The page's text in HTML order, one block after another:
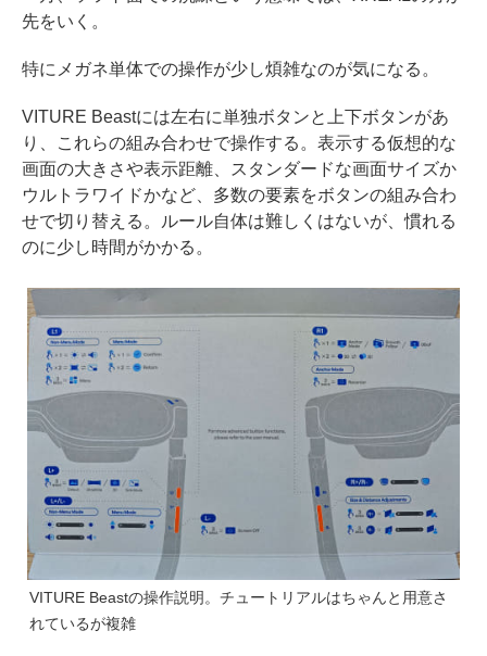
先をいく。
特にメガネ単体での操作が少し煩雑なのが気になる。
VITURE Beastには左右に単独ボタンと上下ボタンがあ
り、これらの組み合わせで操作する。表示する仮想的な
画面の大きさや表示距離、スタンダードな画面サイズか
ウルトラワイドかなど、多数の要素をボタンの組み合わ
せで切り替える。ルール自体は難しくはないが、慣れる
のに少し時間がかかる。
VITURE Beastの操作説明。チュートリアルはちゃんと用意さ
れているが複雑